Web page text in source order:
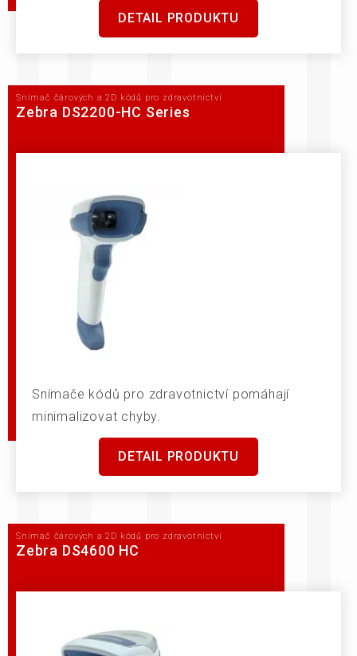
DETAIL PRODUKTU
Snímač čárových a 2D kódů pro zdravotnictví
Zebra DS2200-HC Series
Snímače kódů pro zdravotnictví pomáhají
minimalizovat chyby.
DETAIL PRODUKTU
Snímač čárových a 2D kódů pro zdravotnictví
Zebra DS4600 HC